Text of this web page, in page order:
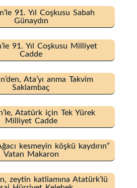
91. Yıl Coşkusu Sabah
Günaydın
91. Yıl Coşkusu Milliyet
Cadde
Ata’yı anma Takvim
Saklambaç
Atatürk için Tek Yürek
Milliyet Cadde
kesmeyin köşkü kaydırın”
Vatan Makaron
zeytin katliamına Atatürk’lü